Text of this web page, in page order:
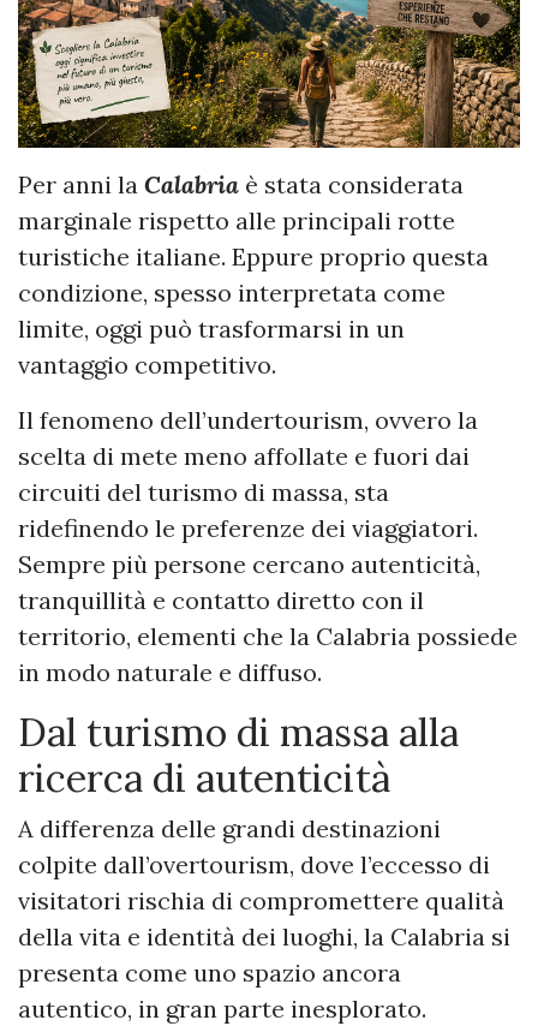
Per anni la Calabria è stata considerata
marginale rispetto alle principali rotte
turistiche italiane. Eppure proprio questa
condizione, spesso interpretata come
limite, oggi può trasformarsi in un
vantaggio competitivo.
Il fenomeno dell’undertourism, ovvero la
scelta di mete meno affollate e fuori dai
circuiti del turismo di massa, sta
ridefinendo le preferenze dei viaggiatori.
Sempre più persone cercano autenticità,
tranquillità e contatto diretto con il
territorio, elementi che la Calabria possiede
in modo naturale e diffuso.
Dal turismo di massa alla
ricerca di autenticità
A differenza delle grandi destinazioni
colpite dall’overtourism, dove l’eccesso di
visitatori rischia di compromettere qualità
della vita e identità dei luoghi, la Calabria si
presenta come uno spazio ancora
autentico, in gran parte inesplorato.